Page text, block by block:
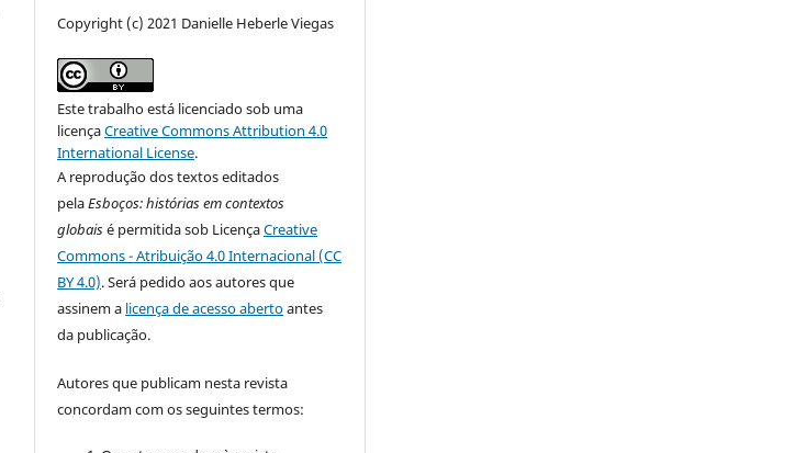
Copyright (c) 2021 Danielle Heberle Viegas
Este trabalho está licenciado sob uma
licençaCreative Commons Attribution 4.0
International License.
A reprodução dos textos editados
pelaEsboços: histórias em contextos
globaisé permitida sob LicençaCreative
Commons - Atribuição 4.0 Internacional (CC
BY 4.0). Será pedido aos autores que
assinem a licença de acesso abertoantes
da publicação.
Autores que publicam nesta revista
concordam com os seguintes termos: